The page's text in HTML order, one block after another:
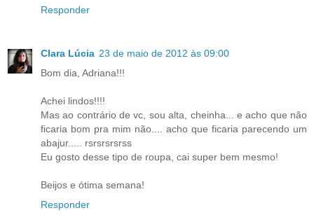
Responder
Clara Lúcia 23 de maio de 2012 às 09:00
Bom dia, Adriana!!!
Achei lindos!!!!
Mas ao contrário de vc, sou alta, cheinha... e acho que não
ficaria bom pra mim não.... acho que ficaria parecendo um
abajur..... rsrsrsrsrss
Eu gosto desse tipo de roupa, cai super bem mesmo!
Beijos e ótima semana!
Responder